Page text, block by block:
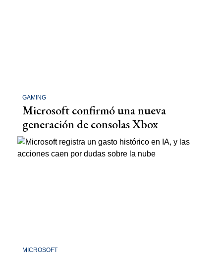
GAMING
Microsoft confirmó una nueva
generación de consolas Xbox
MICROSOFT